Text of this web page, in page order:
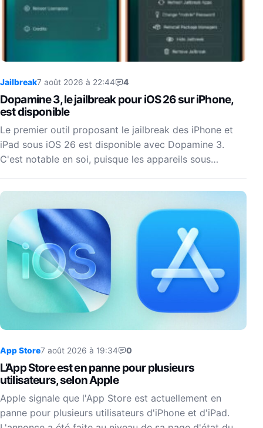
Jailbreak7 août 2026 à 22:44 4
Dopamine 3, le jailbreak pour iOS 26 sur iPhone,
est disponible
Le premier outil proposant le jailbreak des iPhone et
iPad sous iOS 26 est disponible avec Dopamine 3.
C'est notable en soi, puisque les appareils sous…
App Store7 août 2026 à 19:34 0
L’App Store est en panne pour plusieurs
utilisateurs, selon Apple
Apple signale que l'App Store est actuellement en
panne pour plusieurs utilisateurs d'iPhone et d'iPad.